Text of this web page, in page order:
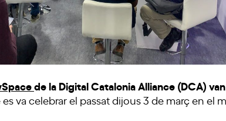
de la Digital Catalonia Alliance (DCA) van
es va celebrar el passat dijous 3 de març en el